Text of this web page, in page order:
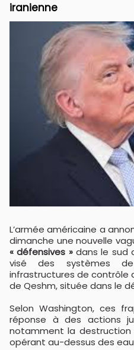
iranienne
L’armée américaine a
dimanche une nouvelle
« défensives »dans le sud
visé des systèmes
infrastructures de contrôle
de Qeshm, située dans le
Selon Washington, ces
réponse à des actions
notamment la destruction
opérant au-dessus des